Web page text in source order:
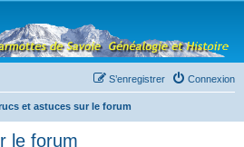
Connexion
S’enregistrer
et astuces sur le forum
le forum